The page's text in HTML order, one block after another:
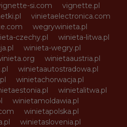
si.com
vignette.pl
vinietaelectronica.com
wegrywinieta.pl
czechy.pl
winieta-litwa.pl
winieta-wegry.pl
winietaaustria.pl
winietaautostradowa.pl
winietachorwacja.pl
winietalitwa.pl
winietamoldawia.pl
winietapolska.pl
winietaslovenia.pl